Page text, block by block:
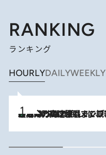
RANKING
ランキング
HOURLYDAILYWEEKLY
2026.8.7
「湘南乃風に憧れて」観客大盛上がりの“タオル回し”に、ラッパー顔負けの高速歌唱まで…さだまさし（74）のアグレッシブすぎる現在地